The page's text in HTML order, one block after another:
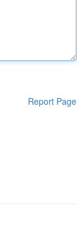
Report Page